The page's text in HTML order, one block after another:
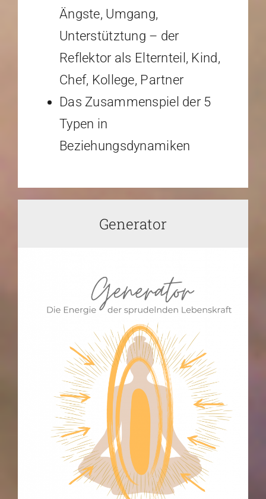
Ängste, Umgang,
Unterstütztung – der
Reflektor als Elternteil, Kind,
Chef, Kollege, Partner
Das Zusammenspiel der 5
Typen in
Beziehungsdynamiken
Generator